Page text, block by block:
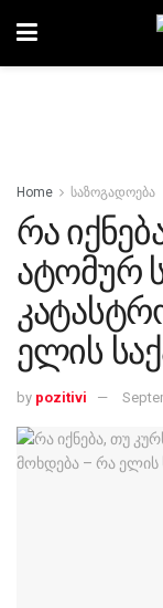
Home საზოგადოება
რა
ატომურ
ელის
by pozitivi